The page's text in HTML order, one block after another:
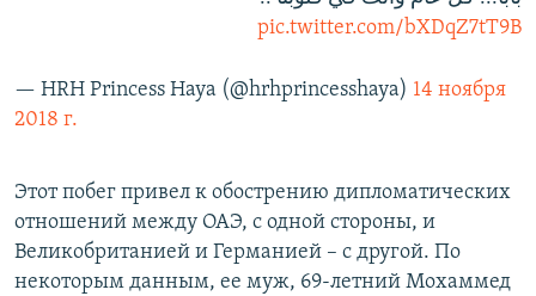
pic.twitter.com/bXDqZ7tT9B
— HRH Princess Haya (@hrhprincesshaya) 14 ноября
2018 г.
Этот побег привел к обострению дипломатических
отношений между ОАЭ, с одной стороны, и
Великобританией и Германией – с другой. По
некоторым данным, ее муж, 69-летний Мохаммед